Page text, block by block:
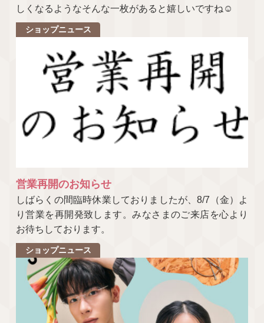
しくなるようなそんな一枚があると嬉しいですね☺
ショップニュース
営業再開のお知らせ
しばらくの間臨時休業しておりましたが、8/7（金）よ
り営業を再開発致します。みなさまのご来店を心より
お待ちしております。
ショップニュース